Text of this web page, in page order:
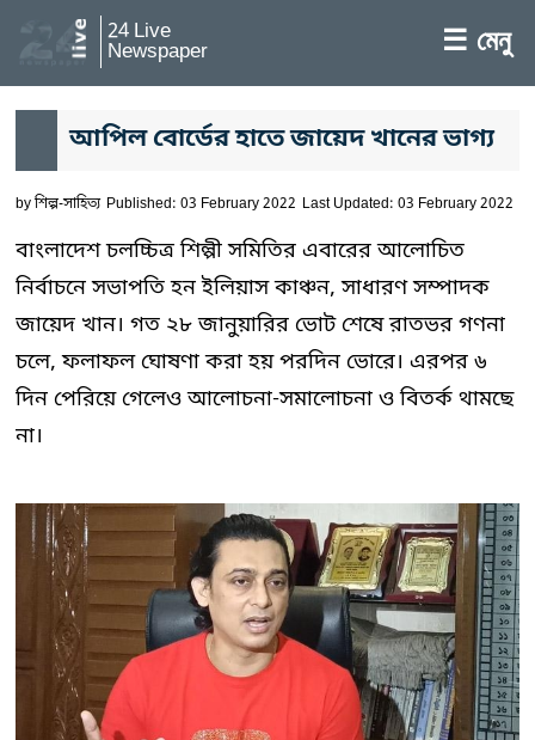
24 Live
Newspaper ☰ মেনু
আপিল বোর্ডের হাতে জায়েদ খানের ভাগ্য
byশিল্প-সাহিত্য Published: 03 February 2022 Last Updated: 03 February 2022
বাংলাদেশ চলচ্চিত্র শিল্পী সমিতির এবারের আলোচিত
নির্বাচনে সভাপতি হন ইলিয়াস কাঞ্চন, সাধারণ সম্পাদক
জায়েদ খান। গত ২৮ জানুয়ারির ভোট শেষে রাতভর গণনা
চলে, ফলাফল ঘোষণা করা হয় পরদিন ভোরে। এরপর ৬
দিন পেরিয়ে গেলেও আলোচনা-সমালোচনা ও বিতর্ক থামছে
না।